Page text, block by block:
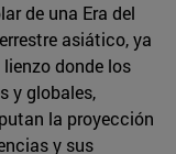
de una Era del
asiático, ya
donde los
y globales,
la proyección
y sus